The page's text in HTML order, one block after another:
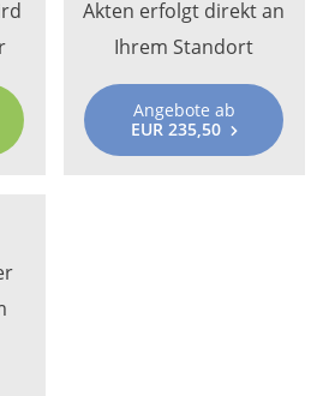
Akten erfolgt direkt an
Ihrem Standort
Angebote ab
EUR 235,50